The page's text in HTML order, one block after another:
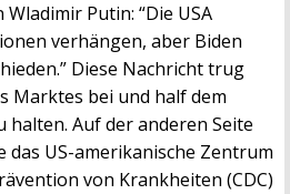
Putin: “Die USA
verhängen, aber Biden
Diese Nachricht trug
Marktes bei und half dem
halten. Auf der anderen Seite
das US-amerikanische Zentrum
von Krankheiten (CDC)